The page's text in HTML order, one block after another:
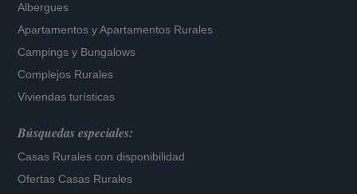
Albergues
Apartamentos yApartamentos Rurales
Campings y Bungalows
Complejos Rurales
Viviendas turísticas
Búsquedas especiales:
Casas Rurales con disponibilidad
Ofertas Casas Rurales